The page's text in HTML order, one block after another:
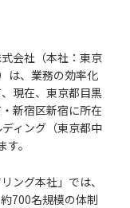
会社（本社：東京
は、業務の効率化
現在、東京都目黒
新宿区新宿に所在
ィング（東京都中
。
ング本社」では、
700名規模の体制